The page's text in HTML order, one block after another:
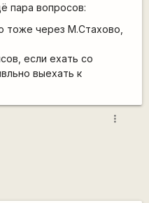
пара вопросов:
тоже через М.Стахово,
если ехать со
выехать к
more_vert